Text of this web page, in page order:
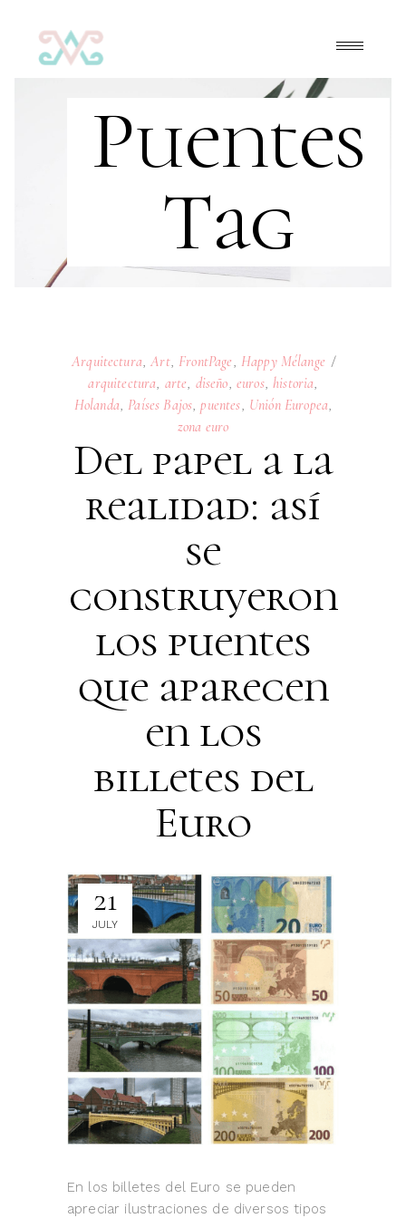
Puentes
Tag
Arquitectura Art, FrontPage Happy Mélange
arquitectura arte diseño euros, historia
Holanda Países Bajos ,puentes Unión Europea
zona euro
Del papel a la
realidad: así
se
construyeron
los puentes
que aparecen
en los
billetes del
Euro
21
JULY
En los billetes del Euro se pueden
apreciar ilustraciones de diversos tipos